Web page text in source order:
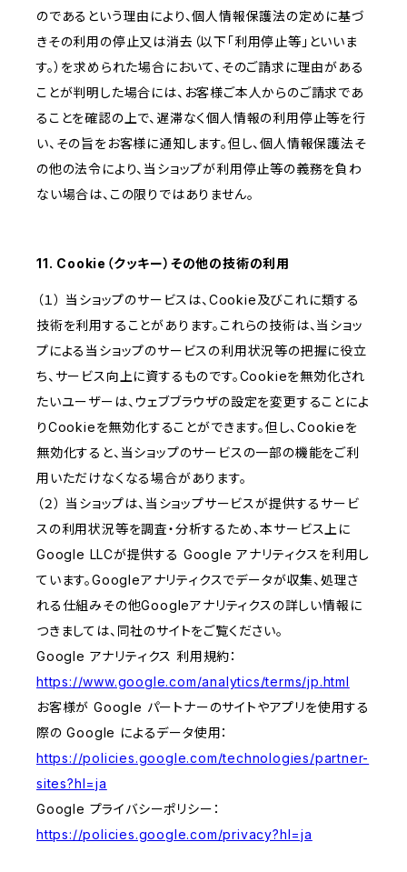
のであるという理由により、個人情報保護法の定めに基づ
きその利用の停止又は消去（以下「利用停止等」といいま
す。）を求められた場合において、そのご請求に理由がある
ことが判明した場合には、お客様ご本人からのご請求であ
ることを確認の上で、遅滞なく個人情報の利用停止等を行
い、その旨をお客様に通知します。但し、個人情報保護法そ
の他の法令により、当ショップが利用停止等の義務を負わ
ない場合は、この限りではありません。
11. Cookie（クッキー）その他の技術の利用
（１） 当ショップのサービスは、Cookie及びこれに類する
技術を利用することがあります。これらの技術は、当ショッ
プによる当ショップのサービスの利用状況等の把握に役立
ち、サービス向上に資するものです。Cookieを無効化され
たいユーザーは、ウェブブラウザの設定を変更することによ
りCookieを無効化することができます。但し、Cookieを
無効化すると、当ショップのサービスの一部の機能をご利
用いただけなくなる場合があります。
（２） 当ショップは、当ショップサービスが提供するサービ
スの利用状況等を調査・分析するため、本サービス上に
Google LLCが提供する Google アナリティクスを利用し
ています。Googleアナリティクスでデータが収集、処理さ
れる仕組みその他Googleアナリティクスの詳しい情報に
つきましては、同社のサイトをご覧ください。
Google アナリティクス 利用規約：
https://www.google.com/analytics/terms/jp.html
お客様が Google パートナーのサイトやアプリを使用する
際の Google によるデータ使用：
https://policies.google.com/technologies/partner-
sites?hl=ja
Google プライバシーポリシー：
https://policies.google.com/privacy?hl=ja